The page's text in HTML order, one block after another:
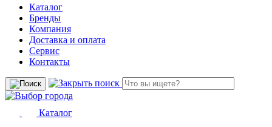
Каталог
Бренды
Компания
Доставка и оплата
Сервис
Контакты
Каталог